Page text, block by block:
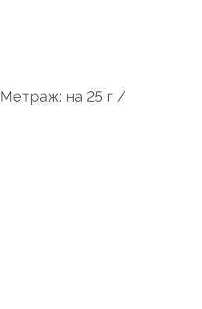
Метраж: на 25 г /